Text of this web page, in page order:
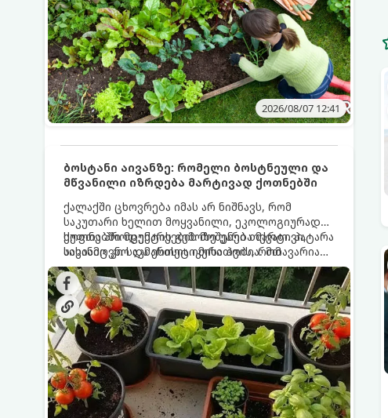
2026/08/07 12:41
ბოსტანი აივანზე: რომელი ბოსტნეული და
მწვანილი იზრდება მარტივად ქოთნებში
ქალაქში ცხოვრება იმას არ ნიშნავს, რომ
საკუთარი ხელით მოყვანილი, ეკოლოგიურად
სუფთა პროდუქტის გემოზე უარი თქვათ. პატარა
აივანიც კი საკმარისია იმისათვის, რომ
მოიწყოთ მინი-ბოსტანი, საიდანაც
ყოველდღიურად ახალ, არომატულ მწვანილსა
და ბოსტნეულს მოკრეფთ.
ქოთნებში მცენარეების მოშენება მარტივი,
სასიამოვნო და ესთეტიკური ჰობია. მთავარია
იცოდეთ, რომელი კულტურები ეგუებიან
ქოთნის პირობებს ყველაზე კარგად და როგორ
მოუაროთ მათ სწორად.